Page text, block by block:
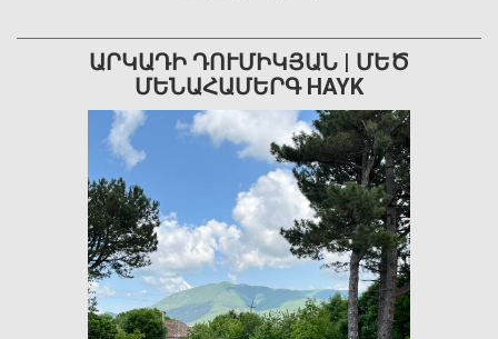
ԱՐԿԱԴԻ ԴՈՒՄԻԿՅԱՆ | ՄԵԾ
ՄԵՆԱՀԱՄԵՐԳ HAYK